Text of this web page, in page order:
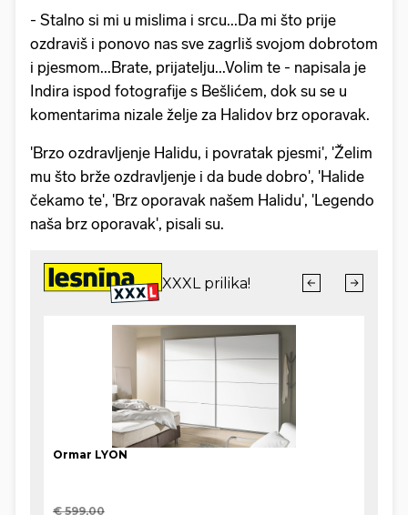
- Stalno si mi u mislima i srcu...Da mi što prije
ozdraviš i ponovo nas sve zagrliš svojom dobrotom
i pjesmom...Brate, prijatelju...Volim te - napisala je
Indira ispod fotografije s Bešlićem, dok su se u
komentarima nizale želje za Halidov brz oporavak.
'Brzo ozdravljenje Halidu, i povratak pjesmi', 'Želim
mu što brže ozdravljenje i da bude dobro', 'Halide
čekamo te', 'Brz oporavak našem Halidu', 'Legendo
naša brz oporavak', pisali su.